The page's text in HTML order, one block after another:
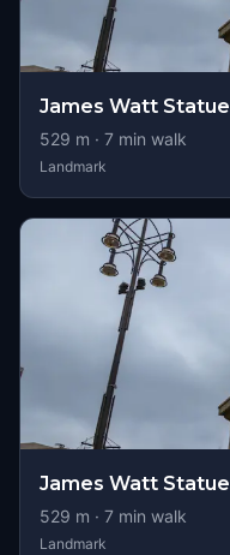
James Watt Statue
529 m · 7 min walk
Landmark
James Watt Statue
529 m · 7 min walk
Landmark